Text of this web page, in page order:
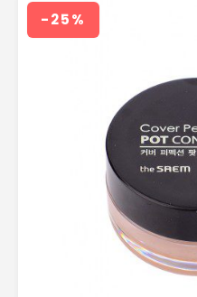
-25%